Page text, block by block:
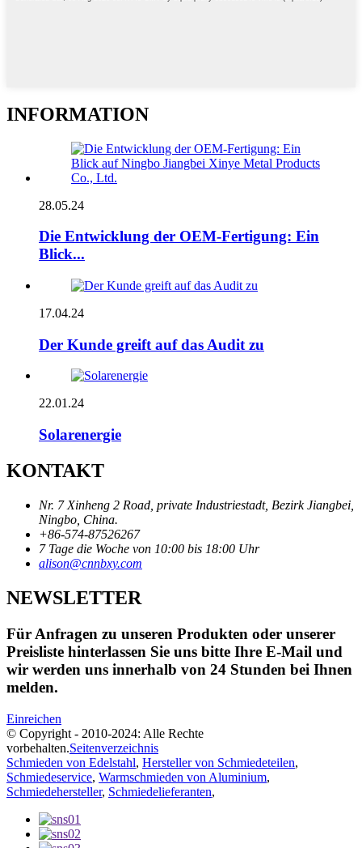
INFORMATION
28.05.24
Die Entwicklung der OEM-Fertigung: Ein
Blick...
17.04.24
Der Kunde greift auf das Audit zu
22.01.24
Solarenergie
KONTAKT
Nr. 7 Xinheng 2 Road, private Industriestadt, Bezirk Jiangbei,
Ningbo, China.
+86-574-87526267
7 Tage die Woche von 10:00 bis 18:00 Uhr
alison@cnnbxy.com
NEWSLETTER
Für Anfragen zu unseren Produkten oder unserer
Preisliste hinterlassen Sie uns bitte Ihre E-Mail und
wir werden uns innerhalb von 24 Stunden bei Ihnen
melden.
Einreichen
© Copyright - 2010-2024: Alle Rechte
vorbehalten.Seitenverzeichnis
Schmieden von Edelstahl, Hersteller von Schmiedeteilen,
Schmiedeservice, Warmschmieden von Aluminium,
Schmiedehersteller, Schmiedelieferanten,